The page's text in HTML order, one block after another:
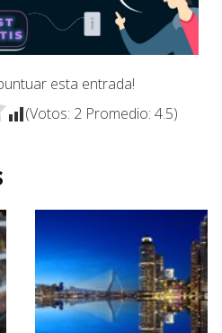
esta entrada!
(Votos: 2 Promedio: 4.5)